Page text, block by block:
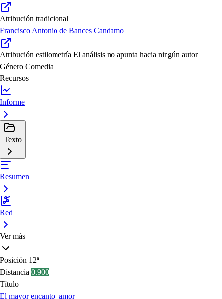
Atribución tradicional
Francisco Antonio de Bances Candamo
Atribución estilometría El análisis no apunta hacia ningún autor
Género Comedia
Recursos
Informe
Texto
Resumen
Red
Ver más
Posición 12ª
Distancia 0.900
Título
El mayor encanto, amor